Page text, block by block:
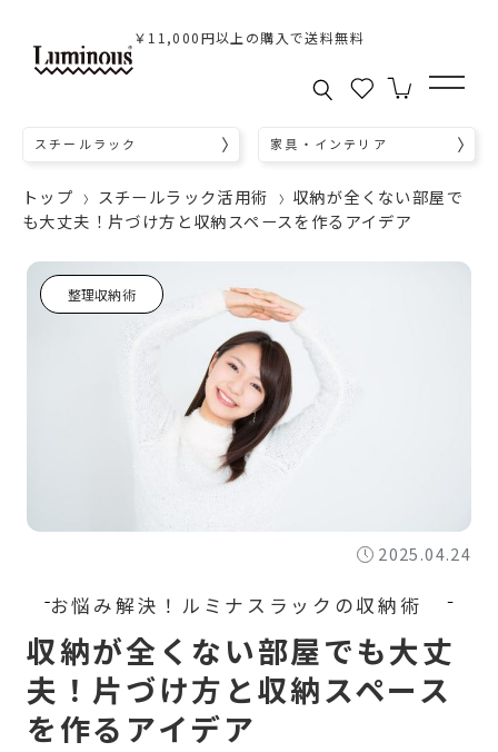
￥11,000円以上の購入で送料無料
スチールラック 家具・インテリア
トップ スチールラック活用術
収納が全くない部屋で
も大丈夫！片づけ方と収納スペースを作るアイデア
整理収納術
2025.04.24
収納が全くない部屋でも大丈
夫！片づけ方と収納スペース
を作るアイデア